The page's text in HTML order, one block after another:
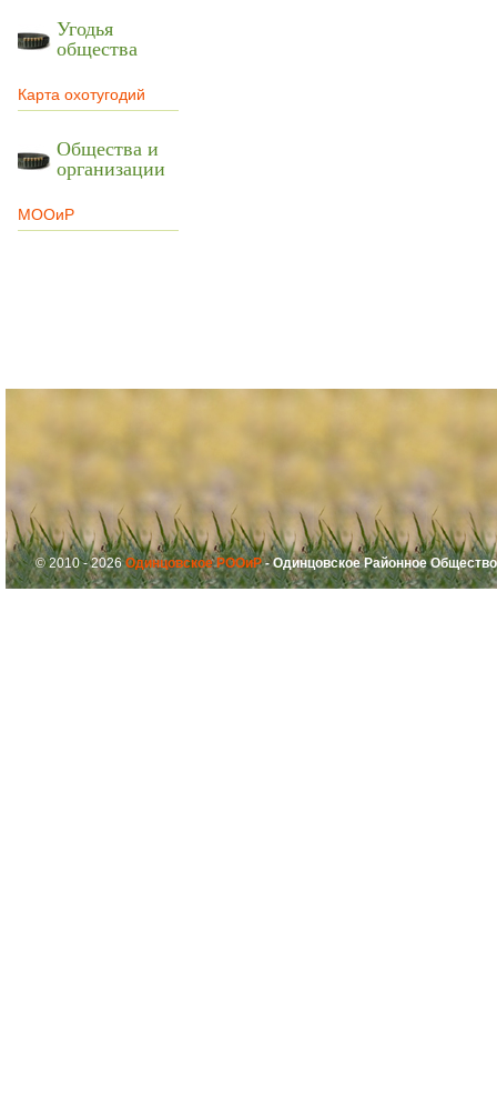
Угодья
общества
Карта охотугодий
Общества и
организации
МООиР
© 2010 - 2026Одинцовское РООиР- Одинцовское Районное